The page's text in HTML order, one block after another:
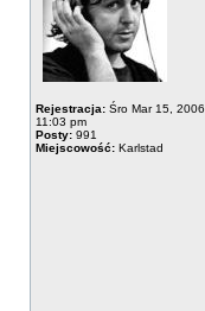
Rejestracja: Śro Mar 15, 2006
11:03 pm
Posty: 991
Miejscowość: Karlstad